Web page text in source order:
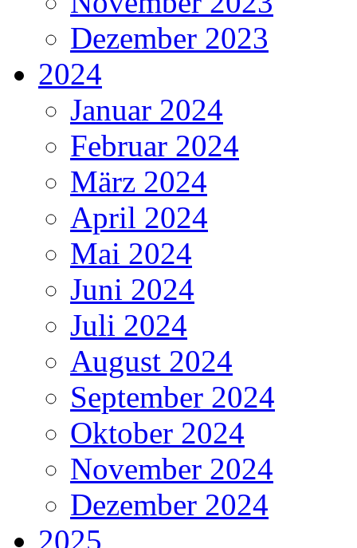
Dezember 2023
2024
Januar 2024
Februar 2024
März 2024
April 2024
Mai 2024
Juni 2024
Juli 2024
August 2024
September 2024
Oktober 2024
November 2024
Dezember 2024
2025